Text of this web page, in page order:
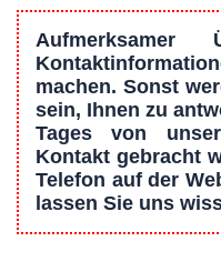
machen. Sonst
sein, Ihnen zu
Tages von
Kontakt gebracht
Telefon auf der
lassen Sie uns